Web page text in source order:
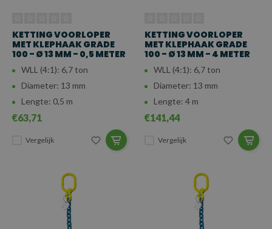
KETTING VOORLOPER
MET KLEPHAAK GRADE
100 - Ø 13 MM - 0,5 METER
WLL (4:1): 6,7 ton
Diameter: 13 mm
Lengte: 0,5 m
€63,71
Vergelijk
KETTING VOORLOPER
MET KLEPHAAK GRADE
100 - Ø 13 MM - 4 METER
WLL (4:1): 6,7 ton
Diameter: 13 mm
Lengte: 4 m
€141,44
Vergelijk